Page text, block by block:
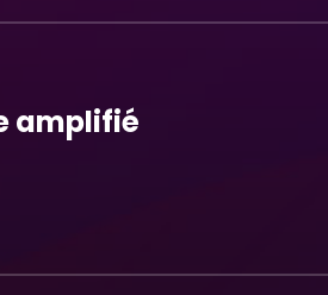
amplifié